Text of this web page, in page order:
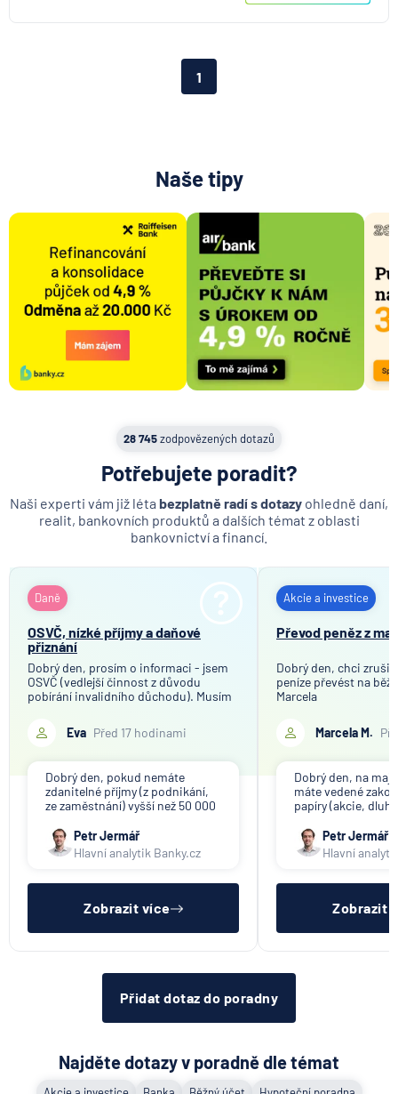
1
Naše tipy
28 745zodpovězených dotazů
Potřebujete poradit?
Naši experti vám již léta bezplatně radí s dotazy ohledně daní,
realit, bankovních produktů a dalších témat z oblasti
bankovnictví a financí.
Daně
OSVČ, nízké příjmy a daňové
přiznání
Dobrý den, prosím o informaci - jsem
OSVČ (vedlejší činnost z důvodu
pobírání invalidního důchodu). Musím
roční příjmy z OSVČ nepřesáhnou 20
000 Kč? A jak by to bylo později v
odpov
Eva Před 17 hodinami
Dobrý den, pokud nemáte
zdanitelné příjmy (z podnikání,
ze zaměstnání) vyšší než 50 000
podávat nemusíte. Invalidní
důchod ani jiné dávky nejsou
zdanitelným příjmem. Jako
Petr Jermář
Hlavní analytik Banky.cz
Zobrazit více
Akcie a investice
Převod peněz z
Dobrý den, chci
peníze převést na
Marcela
Marcela M.
Dobrý den, na
máte vedené
papíry (akcie,
následně Vám
účet vyplaceny
Petr Jermář
Hlavní
Zobrazit
Přidat dotaz do poradny
Najděte dotazy v poradně dle témat